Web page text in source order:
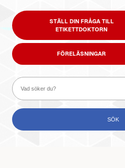
STÄLL DIN FRÅGA TILL
ETIKETTDOKTORN
FÖRELÄSNINGAR